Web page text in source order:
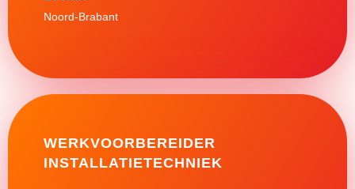
Noord-Brabant
WERKVOORBEREIDER
INSTALLATIETECHNIEK